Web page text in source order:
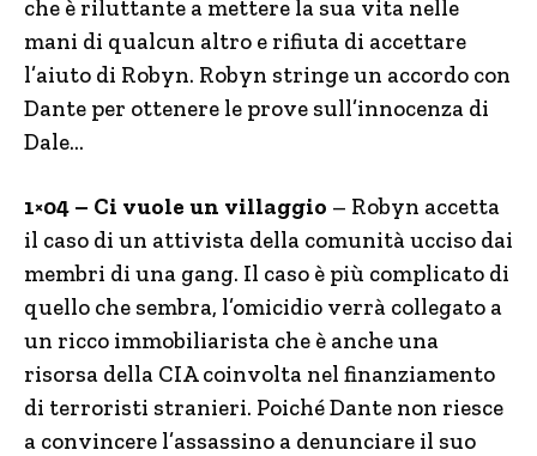
che è riluttante a mettere la sua vita nelle
mani di qualcun altro e rifiuta di accettare
l’aiuto di Robyn. Robyn stringe un accordo con
Dante per ottenere le prove sull’innocenza di
Dale…
1×04 – Ci vuole un villaggio – Robyn accetta
il caso di un attivista della comunità ucciso dai
membri di una gang. Il caso è più complicato di
quello che sembra, l’omicidio verrà collegato a
un ricco immobiliarista che è anche una
risorsa della CIA coinvolta nel finanziamento
di terroristi stranieri. Poiché Dante non riesce
a convincere l’assassino a denunciare il suo